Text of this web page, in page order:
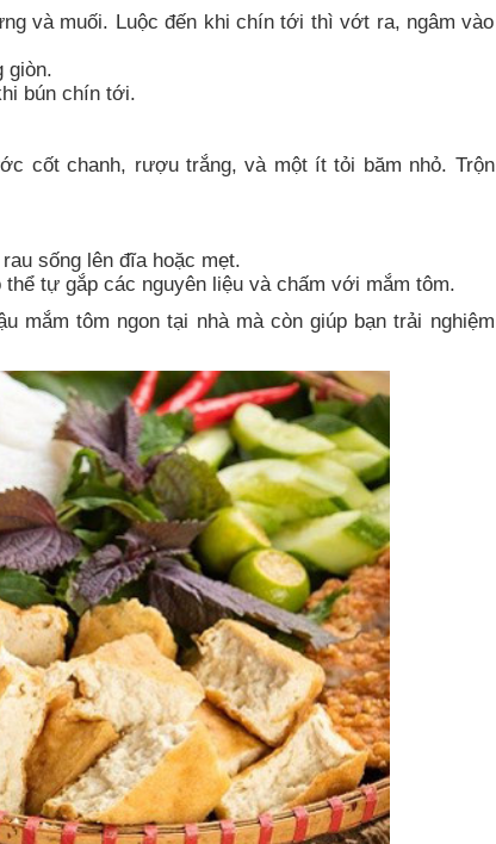
và muối. Luộc đến khi chín tới thì vớt ra, ngâm vào
giòn.
bún chín tới.
cốt chanh, rượu trắng, và một ít tỏi băm nhỏ. Trộn
sống lên đĩa hoặc mẹt.
tự gắp các nguyên liệu và chấm với mắm tôm.
mắm tôm ngon tại nhà mà còn giúp bạn trải nghiệm